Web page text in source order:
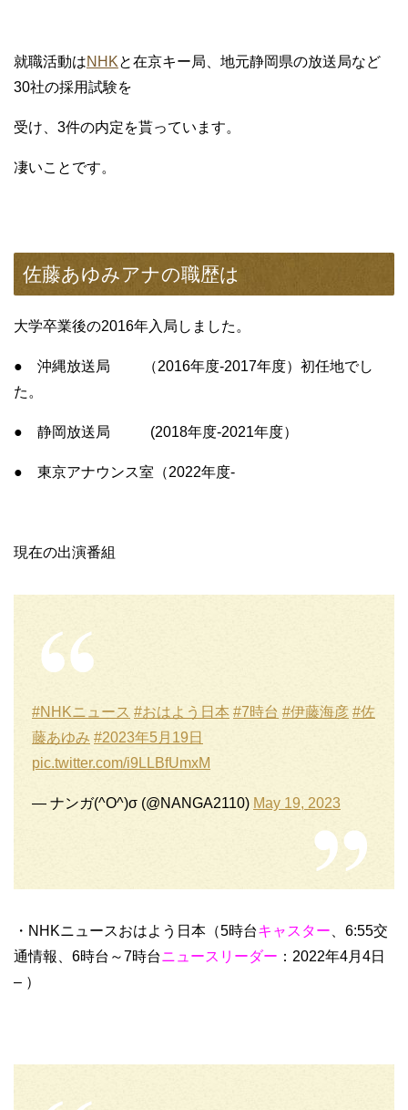
就職活動はNHKと在京キー局、地元静岡県の放送局など
30社の採用試験を
受け、3件の内定を貰っています。
凄いことです。
佐藤あゆみアナの職歴は
大学卒業後の2016年入局しました。
● 沖縄放送局 （2016年度-2017年度）初任地でし
た。
● 静岡放送局 (2018年度-2021年度）
● 東京アナウンス室（2022年度-
現在の出演番組
#NHKニュース #おはよう日本 #7時台 #伊藤海彦 #佐
藤あゆみ #2023年5月19日
pic.twitter.com/i9LLBfUmxM
— ナンガ(^O^)σ (@NANGA2110) May 19, 2023
・NHKニュースおはよう日本（5時台キャスター 、6:55交
通情報、6時台～7時台ニュースリーダー ：2022年4月4日
– ）